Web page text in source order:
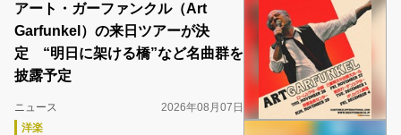
アート・ガーファンクル（Art
Garfunkel）の来日ツアーが決
定 “明日に架ける橋”など名曲群を
披露予定
ニュース
2026年08月07日
洋楽